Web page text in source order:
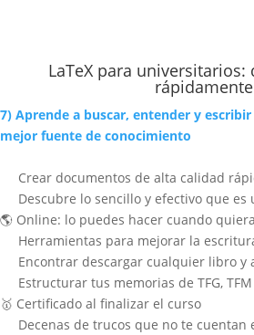
LaTeX para universitarios:
rápidamente
7) Aprende a buscar, entender y
mejor fuente de conocimiento
Crear documentos de alta calidad
Descubre lo sencillo y efectivo que es
🌎 Online: lo puedes hacer cuando
Herramientas para mejorar la
Encontrar descargar cualquier libro y
Estructurar tus memorias de TFG,
🥇 Certificado al finalizar el curso
Decenas de trucos que no te cuentan